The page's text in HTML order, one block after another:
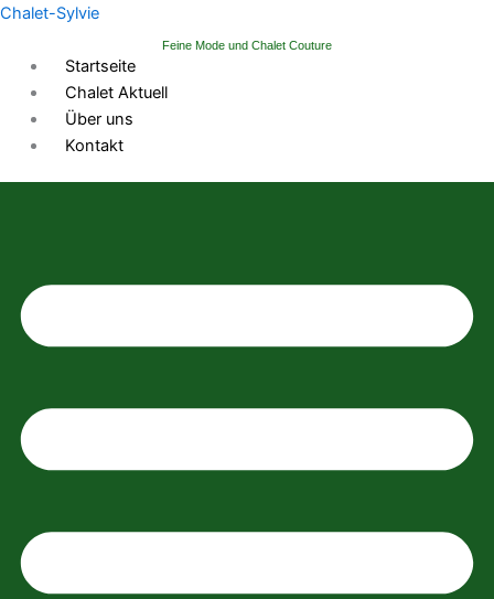
Zum
springen
Chalet-Sylvie
Feine Mode und Chalet Couture
Startseite
Chalet Aktuell
Über uns
Kontakt